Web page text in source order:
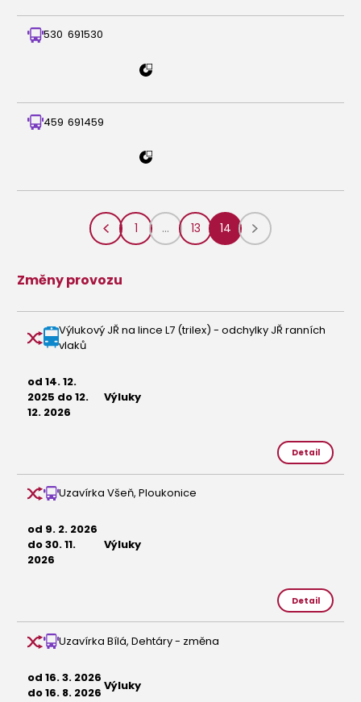
530 691530
459 691459
1 ... 13 14
Změny provozu
Výlukový JŘ na lince L7 (trilex) - odchylky JŘ ranních
vlaků
od 14. 12.
2025 do 12.
12. 2026
Výluky
Detail
Uzavírka Všeň, Ploukonice
od 9. 2. 2026
do 30. 11.
2026
Výluky
Detail
Uzavírka Bílá, Dehtáry - změna
od 16. 3. 2026
do 16. 8. 2026 Výluky